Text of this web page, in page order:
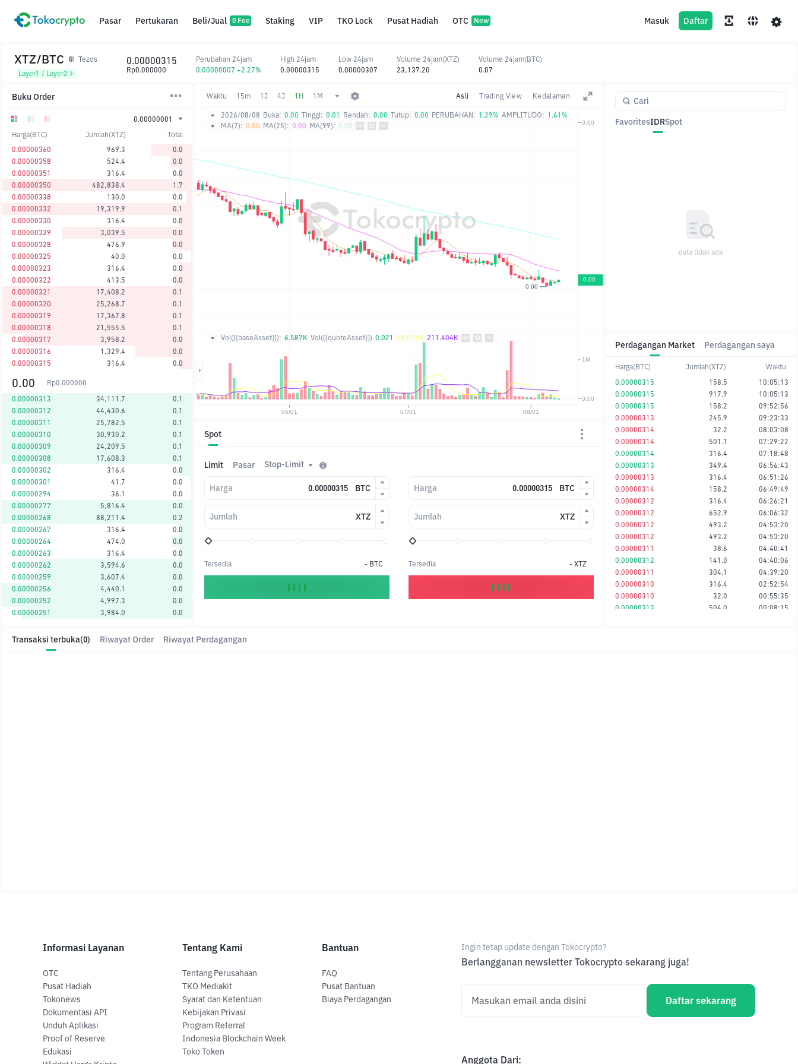
Pasar Pertukaran Beli/Jual 0 Fee Staking VIP TKO Lock Pusat Hadiah OTC New Masuk Daftar
Buku Order
0.00000001
Harga(BTC)
Jumlah(XTZ)
Total
0.00000360
969.3
0.0
0.00000358
524.4
0.0
0.00000351
316.4
0.0
0.00000350
482,838.4
1.7
0.00000338
130.0
0.0
0.00000332
19,319.9
0.1
0.00000330
316.4
0.0
0.00000329
3,039.5
0.0
0.00000328
476.9
0.0
0.00000325
40.0
0.0
0.00000323
316.4
0.0
0.00000322
413.5
0.0
0.00000321
17,408.2
0.1
0.00000320
25,268.7
0.1
0.00000319
17,367.8
0.1
0.00000318
21,555.5
0.1
0.00000317
3,958.2
0.0
0.00000316
1,329.4
0.0
0.00000315
316.4 0.0
0.00 Rp0.000000
0.00000313
34,111.7
0.1
0.00000312
44,430.6
0.1
0.00000311
25,782.5
0.1
0.00000310
30,930.2
0.1
0.00000309
24,209.5
0.1
0.00000308
17,608.3
0.1
0.00000302
316.4
0.0
0.00000301
41.7
0.0
0.00000294
36.1
0.0
0.00000277
5,816.4
0.0
0.00000268
88,211.4
0.2
0.00000267
316.4
0.0
0.00000264
474.0
0.0
0.00000263
316.4
0.0
0.00000262
3,594.6
0.0
0.00000259
3,607.4
0.0
0.00000256
4,440.1
0.0
0.00000252
4,997.3
0.0
0.00000251
3,984.0 0.0
Waktu 15m 1J 4J 1H 1M Asli Trading View Kedalaman
2026/08/08 Buka: 0.00 Tinggi: 0.01 Rendah: 0.00 Tutup: 0.00 PERUBAHAN: 1.29% AMPLITUDO: 1.61%
MA(7): 0.00 MA(25): 0.00 MA(99): 0.00
Vol({{baseAsset}}): 6.587K Vol({{quoteAsset}}) 0.021 69.016K 211.404K
XTZ/BTC
Tezos
Layer1 / Layer2
0.00000315
Rp0.000000
Perubahan 24jam
0.00000007 +2.27%
High 24jam
0.00000315
Low 24jam
0.00000307
Volume 24jam(XTZ)
23,137.20
Volume 24jam(BTC)
0.07
Spot
Limit Pasar Stop-Limit
Harga BTC
Jumlah XTZ
Tersedia - BTC
Harga BTC
Jumlah XTZ
Tersedia - XTZ
Perdagangan Market Perdagangan saya
Harga(BTC) Jumlah(XTZ)
Waktu
0.00000315
158.5
10:05:13
0.00000315
917.9
10:05:13
0.00000315
158.2
09:52:56
0.00000313
245.9
09:23:33
0.00000314
32.2
08:03:08
0.00000314
501.1
07:29:22
0.00000314
316.4
07:18:48
0.00000313
349.4
06:56:43
0.00000313
316.4
06:51:26
0.00000314
158.2
06:49:49
0.00000312
316.4
06:26:21
0.00000312
652.9
06:06:32
0.00000312
493.2
04:53:20
0.00000312
493.2
04:53:20
0.00000311
38.6
04:40:41
0.00000312
141.0
04:40:06
0.00000311
304.1
04:39:20
0.00000310
316.4
02:52:54
0.00000310
32.0
00:55:35
0.00000313
504.0
00:08:15
FavoritesIDRSpot
data tidak ada
Transaksi terbuka(0) Riwayat Order Riwayat Perdagangan
Informasi Layanan
OTC
Pusat Hadiah
Tokonews
Dokumentasi API
Unduh Aplikasi
Proof of Reserve
Edukasi
Tentang Kami
Tentang Perusahaan
TKO Mediakit
Syarat dan Ketentuan
Kebijakan Privasi
Program Referral
Indonesia Blockchain Week
Toko Token
Bantuan
FAQ
Pusat Bantuan
Biaya Perdagangan
Ingin tetap update dengan Tokocrypto?
Berlangganan newsletter Tokocrypto sekarang juga!
Daftar sekarang
Anggota Dari: